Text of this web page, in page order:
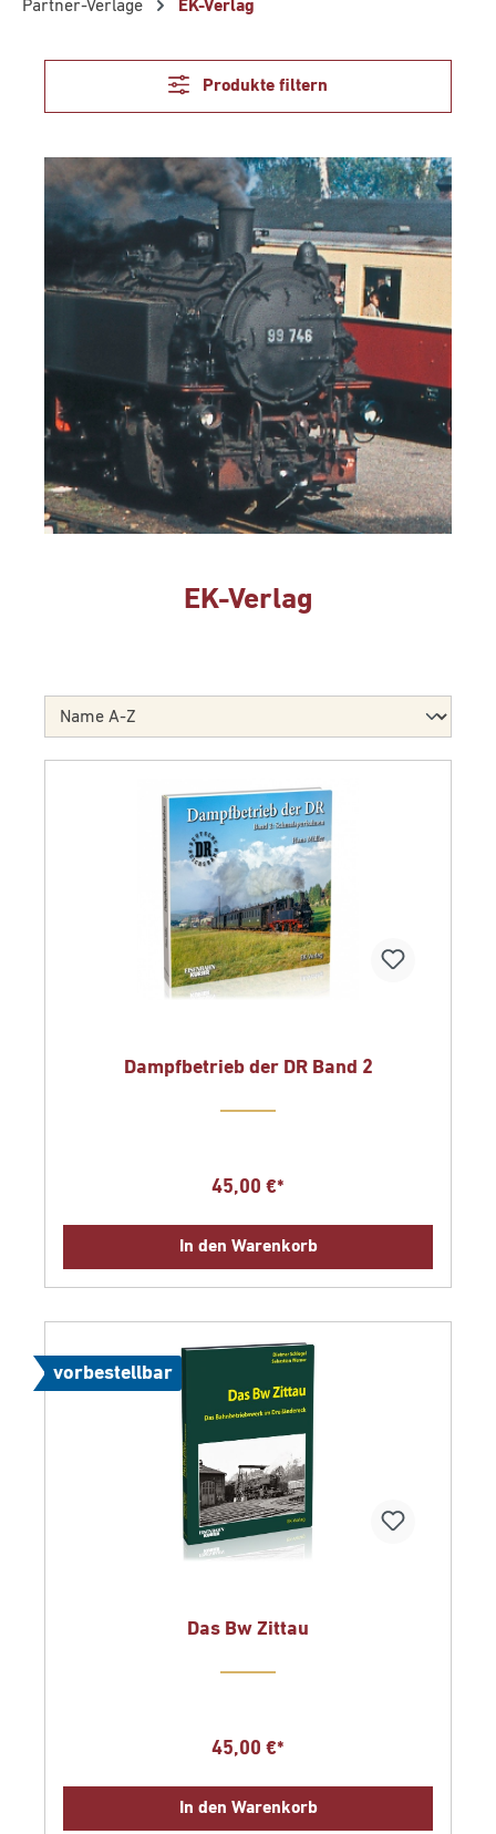
Partner-Verlage EK-Verlag
Produkte filtern
EK-Verlag
Dampfbetrieb der DR Band 2
45,00 €*
In den Warenkorb
vorbestellbar
Das Bw Zittau
45,00 €*
In den Warenkorb